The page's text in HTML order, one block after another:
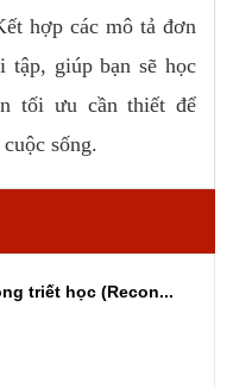
hợp các mô tả đơn
tập, giúp bạn sẽ học
tối ưu cần thiết để
sống.
triết học (Recon...